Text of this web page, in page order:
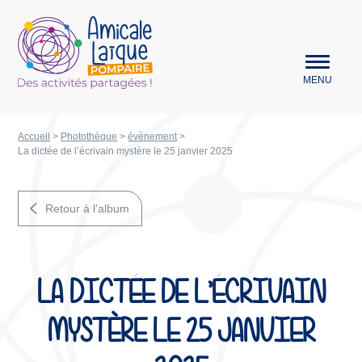
Amicale Laïque Pompaire
MENU
Accueil > Photothèque >évènement>
La dictée de l’écrivain mystère le 25 janvier 2025
Retour à l'album
LA DICTÉE DE L’ÉCRIVAIN
MYSTÈRE LE 25 JANVIER